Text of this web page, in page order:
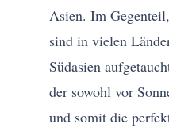
Asien. Im
sind in vielen
Südasien
der sowohl vor
und somit die